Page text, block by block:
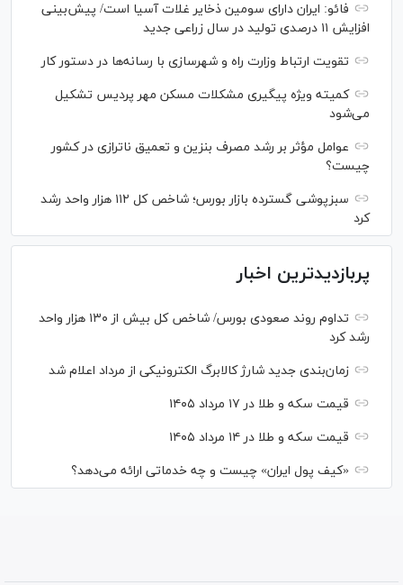
فائو: ایران دارای سومین ذخایر غلات آسیا است/ پیش‌بینی
افزایش ۱۱ درصدی تولید در سال زراعی جدید
تقویت ارتباط وزارت راه و شهرسازی با رسانه‌ها در دستور کار
کمیته ویژه پیگیری مشکلات مسکن مهر پردیس تشکیل
می‌شود
عوامل مؤثر بر رشد مصرف بنزین و تعمیق ناترازی در کشور
چیست؟
سبزپوشی گسترده بازار بورس؛ شاخص کل ۱۱۲ هزار واحد رشد
کرد
پربازدیدترین اخبار
تداوم روند صعودی بورس/ شاخص کل بیش از ۱۳۰ هزار واحد
رشد کرد
زمان‌بندی جدید شارژ کالابرگ الکترونیکی از مرداد اعلام شد
قیمت سکه و طلا در ۱۷ مرداد ۱۴۰۵
قیمت سکه و طلا در ۱۴ مرداد ۱۴۰۵
«کیف پول ایران» چیست و چه خدماتی ارائه می‌دهد؟